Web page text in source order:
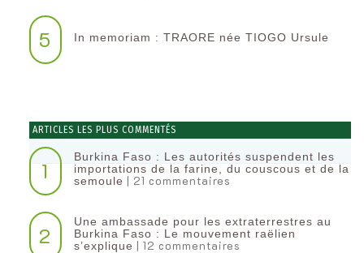
5 In memoriam : TRAORE née TIOGO Ursule
ARTICLES LES PLUS COMMENTÉS
1
Burkina Faso : Les autorités suspendent les
importations de la farine, du couscous et de la
semoule | 21 commentaires
2
Une ambassade pour les extraterrestres au
Burkina Faso : Le mouvement raëlien
s’explique | 12 commentaires